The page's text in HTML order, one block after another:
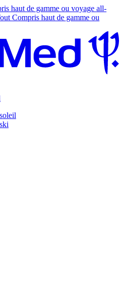
haut de gamme ou voyage all-
Compris haut de gamme ou